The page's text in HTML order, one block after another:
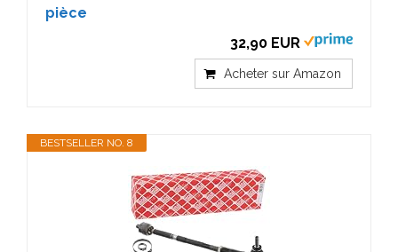
pièce
32,90 EUR
Acheter sur Amazon
BESTSELLER NO. 8